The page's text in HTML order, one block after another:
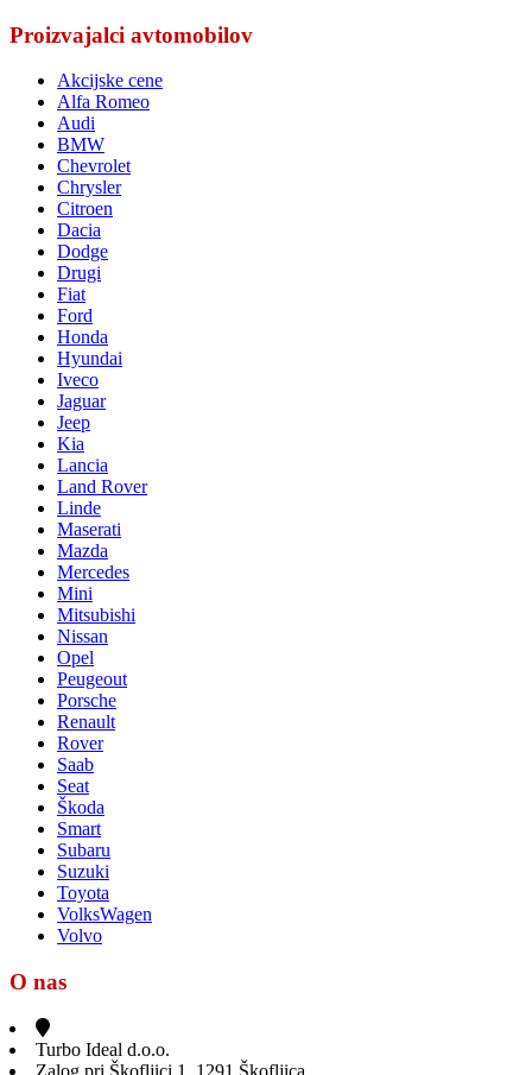
Proizvajalci avtomobilov
Akcijske cene
Alfa Romeo
Audi
BMW
Chevrolet
Chrysler
Citroen
Dacia
Dodge
Drugi
Fiat
Ford
Honda
Hyundai
Iveco
Jaguar
Jeep
Kia
Lancia
Land Rover
Linde
Maserati
Mazda
Mercedes
Mini
Mitsubishi
Nissan
Opel
Peugeout
Porsche
Renault
Rover
Saab
Seat
Škoda
Smart
Subaru
Suzuki
Toyota
VolksWagen
Volvo
O nas
Turbo Ideal d.o.o.
Zalog pri Škofljici 1, 1291 Škofljica